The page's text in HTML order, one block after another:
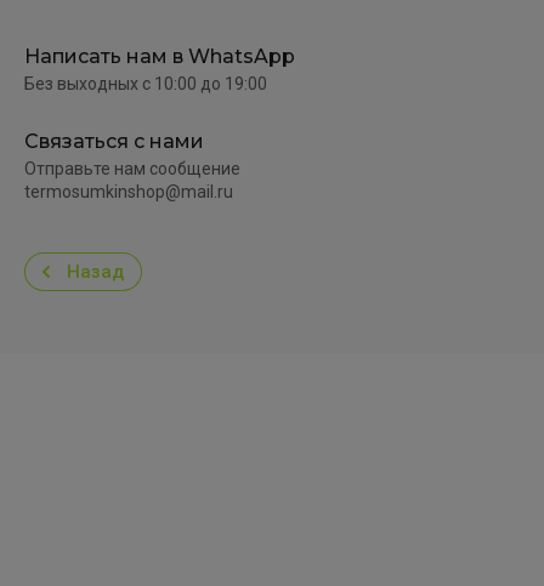
Написать нам в WhatsApp
Без выходных c 10:00 до 19:00
Связаться с нами
Отправьте нам сообщение
termosumkinshop@mail.ru
Назад